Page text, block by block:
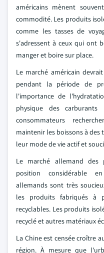
américains mènent
commodité. Les produits
comme les tasses de
s'adressent à ceux qui ont
manger et boire sur place.
Le marché américain
pendant la période de
l'importance de
physique des
consommateurs
maintenir les boissons à
leur mode de vie actif et
Le marché allemand
position considérable
allemands sont très
les produits fabriqués à
recyclables. Les produits
recyclé et autres matériaux
La Chine est censée croître
région. À mesure que